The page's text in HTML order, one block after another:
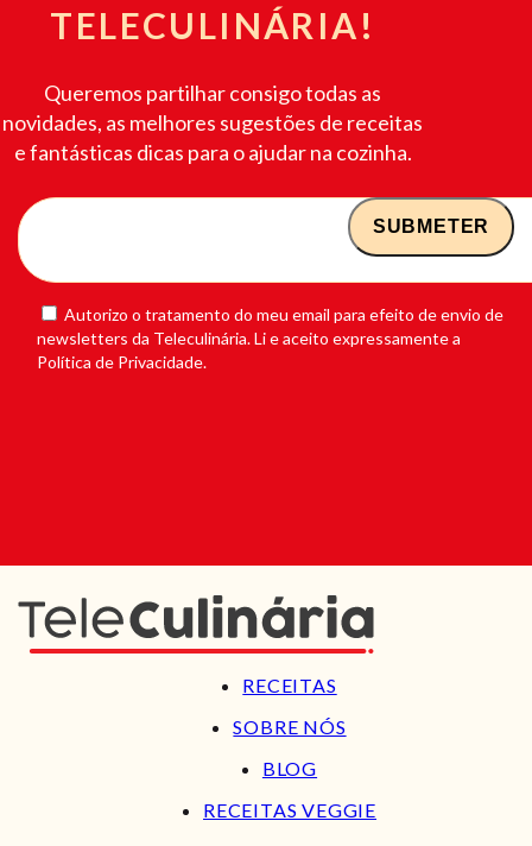
TELECULINÁRIA!
Queremos partilhar consigo todas as
novidades, as melhores sugestões de receitas
e fantásticas dicas para o ajudar na cozinha.
Autorizo o tratamento do meu email para efeito de envio de
newsletters da Teleculinária. Li e aceito expressamente a
Política de Privacidade.
RECEITAS
SOBRE NÓS
BLOG
RECEITAS VEGGIE